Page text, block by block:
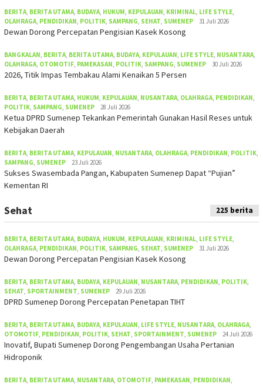
BERITA, BERITA UTAMA, BUDAYA, HUKUM, KEPULAUAN, KRIMINAL, LIFE STYLE,
OLAHRAGA, PENDIDIKAN, POLITIK, SAMPANG, SEHAT, SUMENEP 31 Juli 2026
Dewan Dorong Percepatan Pengisian Kasek Kosong
BANGKALAN, BERITA, BERITA UTAMA, BUDAYA, KEPULAUAN, LIFE STYLE, NUSANTARA,
OLAHRAGA, OTOMOTIF, PAMEKASAN, POLITIK, SAMPANG, SUMENEP 30 Juli 2026
2026, Titik Impas Tembakau Alami Kenaikan 5 Persen
BERITA, BERITA UTAMA, HUKUM, KEPULAUAN, NUSANTARA, OLAHRAGA, PENDIDIKAN,
POLITIK, SAMPANG, SUMENEP 28 Juli 2026
Ketua DPRD Sumenep Tekankan Pemerintah Gunakan Hasil Reses untuk
Kebijakan Daerah
BERITA, BERITA UTAMA, KEPULAUAN, NUSANTARA, OLAHRAGA, PENDIDIKAN, POLITIK,
SAMPANG, SUMENEP 23 Juli 2026
Sukses Swasembada Pangan, Kabupaten Sumenep Dapat “Pujian”
Kementan RI
Sehat 225 berita
BERITA BERITA UTAMA BUDAYA HUKUM KEPULAUAN KRIMINAL LIFE STYLE
OLAHRAGA PENDIDIKAN POLITIK SAMPANG SEHAT SUMENEP 31 Juli 2026
Dewan Dorong Percepatan Pengisian Kasek Kosong
BERITA BERITA UTAMA BUDAYA KEPULAUAN NUSANTARA PENDIDIKAN POLITIK
SEHAT SPORTAINMENT SUMENEP 29 Juli 2026
DPRD Sumenep Dorong Percepatan Penetapan TIHT
BERITA BERITA UTAMA BUDAYA KEPULAUAN LIFE STYLE NUSANTARA OLAHRAGA
OTOMOTIF PENDIDIKAN POLITIK SEHAT SPORTAINMENT SUMENEP 24 Juli 2026
Inovatif, Bupati Sumenep Dorong Pengembangan Usaha Pertanian
Hidroponik
BERITA BERITA UTAMA NUSANTARA OTOMOTIF PAMEKASAN PENDIDIKAN